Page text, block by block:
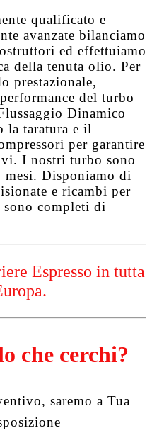
qualificato e
avanzate bilanciamo
ed effettuiamo
della tenuta olio. Per
prestazionale,
del turbo
Dinamico
la taratura e il
per garantire
I nostri turbo sono
mesi. Disponiamo di
e ricambi per
completi di
Espresso in tutta
che cerchi?
saremo a Tua